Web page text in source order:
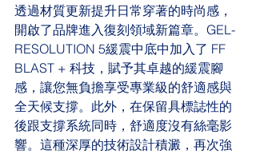
透過材質更新提升日常穿著的時尚感，
開啟了品牌進入復刻領域新篇章。GEL-
RESOLUTION 5緩震中底中加入了 FF
BLAST + 科技，賦予其卓越的緩震腳
感，讓您無負擔享受專業級的舒適感與
全天候支撐。此外，在保留具標誌性的
後跟支撐系統同時，舒適度沒有絲毫影
響。這種深厚的技術設計積澱，再次強